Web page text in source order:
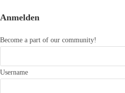
Anmelden
Become a part of our community!
Username